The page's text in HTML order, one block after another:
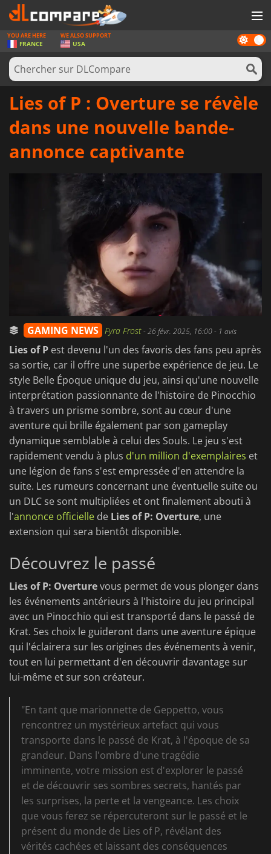
JEUX
CARTES PRÉPAYÉES
LOGICIELS
Dark
mode
YOU ARE HERE
FRANCE
WE ALSO SUPPORT
USA
Lies of P : Overture se révèle
dans une nouvelle bande-
annonce captivante
GAMING NEWS Fyra Frost-26 févr. 2025, 16:00- 1 avis
Lies of P est devenu l'un des favoris des fans peu après
sa sortie, car il offre une superbe expérience de jeu. Le
style Belle Époque unique du jeu, ainsi qu'une nouvelle
interprétation passionnante de l'histoire de Pinocchio
à travers un prisme sombre, sont au cœur d'une
aventure qui brille également par son gameplay
dynamique semblable à celui des Souls. Le jeu s'est
rapidement vendu à plus d'un million d'exemplaires et
une légion de fans s'est empressée d'en attendre la
suite. Les rumeurs concernant une éventuelle suite ou
un DLC se sont multipliées et ont finalement abouti à
l'annonce officielle de Lies of P: Overture, une
extension qui sera bientôt disponible.
Découvrez le passé
Lies of P: Overturevous permet de vous plonger dans
les événements antérieurs à l'histoire du jeu principal
avec un Pinocchio qui est transporté dans le passé de
Krat. Ses choix le guideront dans une aventure épique
qui l'éclairera sur les origines des événements à venir,
tout en lui permettant d'en découvrir davantage sur
lui-même et sur son créateur.
"En tant que marionnette de Geppetto, vous
rencontrez un mystérieux artefact qui vous
transporte dans le passé de Krat, à l'époque de sa
grandeur. Dans l'ombre d'une tragédie
imminente, votre mission est d'explorer le passé
et de découvrir ses sombres secrets, hantés par
les surprises, la perte et la vengeance. Les choix
que vous ferez se répercuteront sur le passé et le
présent du monde de Lies of P, révélant des
vérités cachées et laissant des conséquences